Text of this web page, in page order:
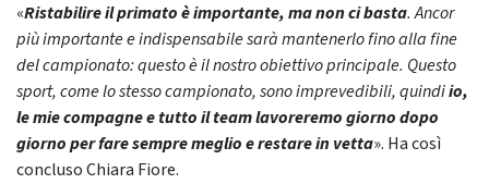
«Ristabilire il primato è importante, ma non ci basta. Ancor
più importante e indispensabile sarà mantenerlo fino alla fine
del campionato: questo è il nostro obiettivo principale. Questo
sport, come lo stesso campionato, sono imprevedibili, quindiio,
le mie compagne e tutto il team lavoreremo giorno dopo
giorno per fare sempre meglio e restare in vetta». Ha così
concluso Chiara Fiore.